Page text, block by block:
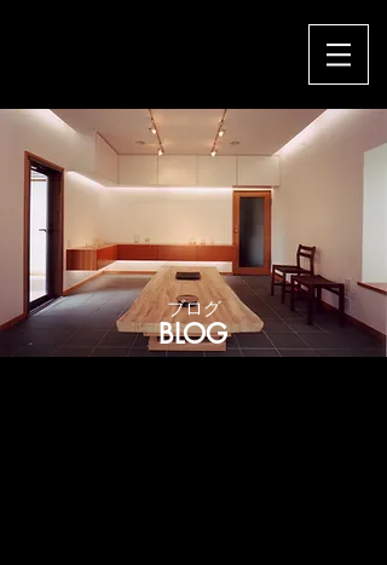
BLOG
​ブログ